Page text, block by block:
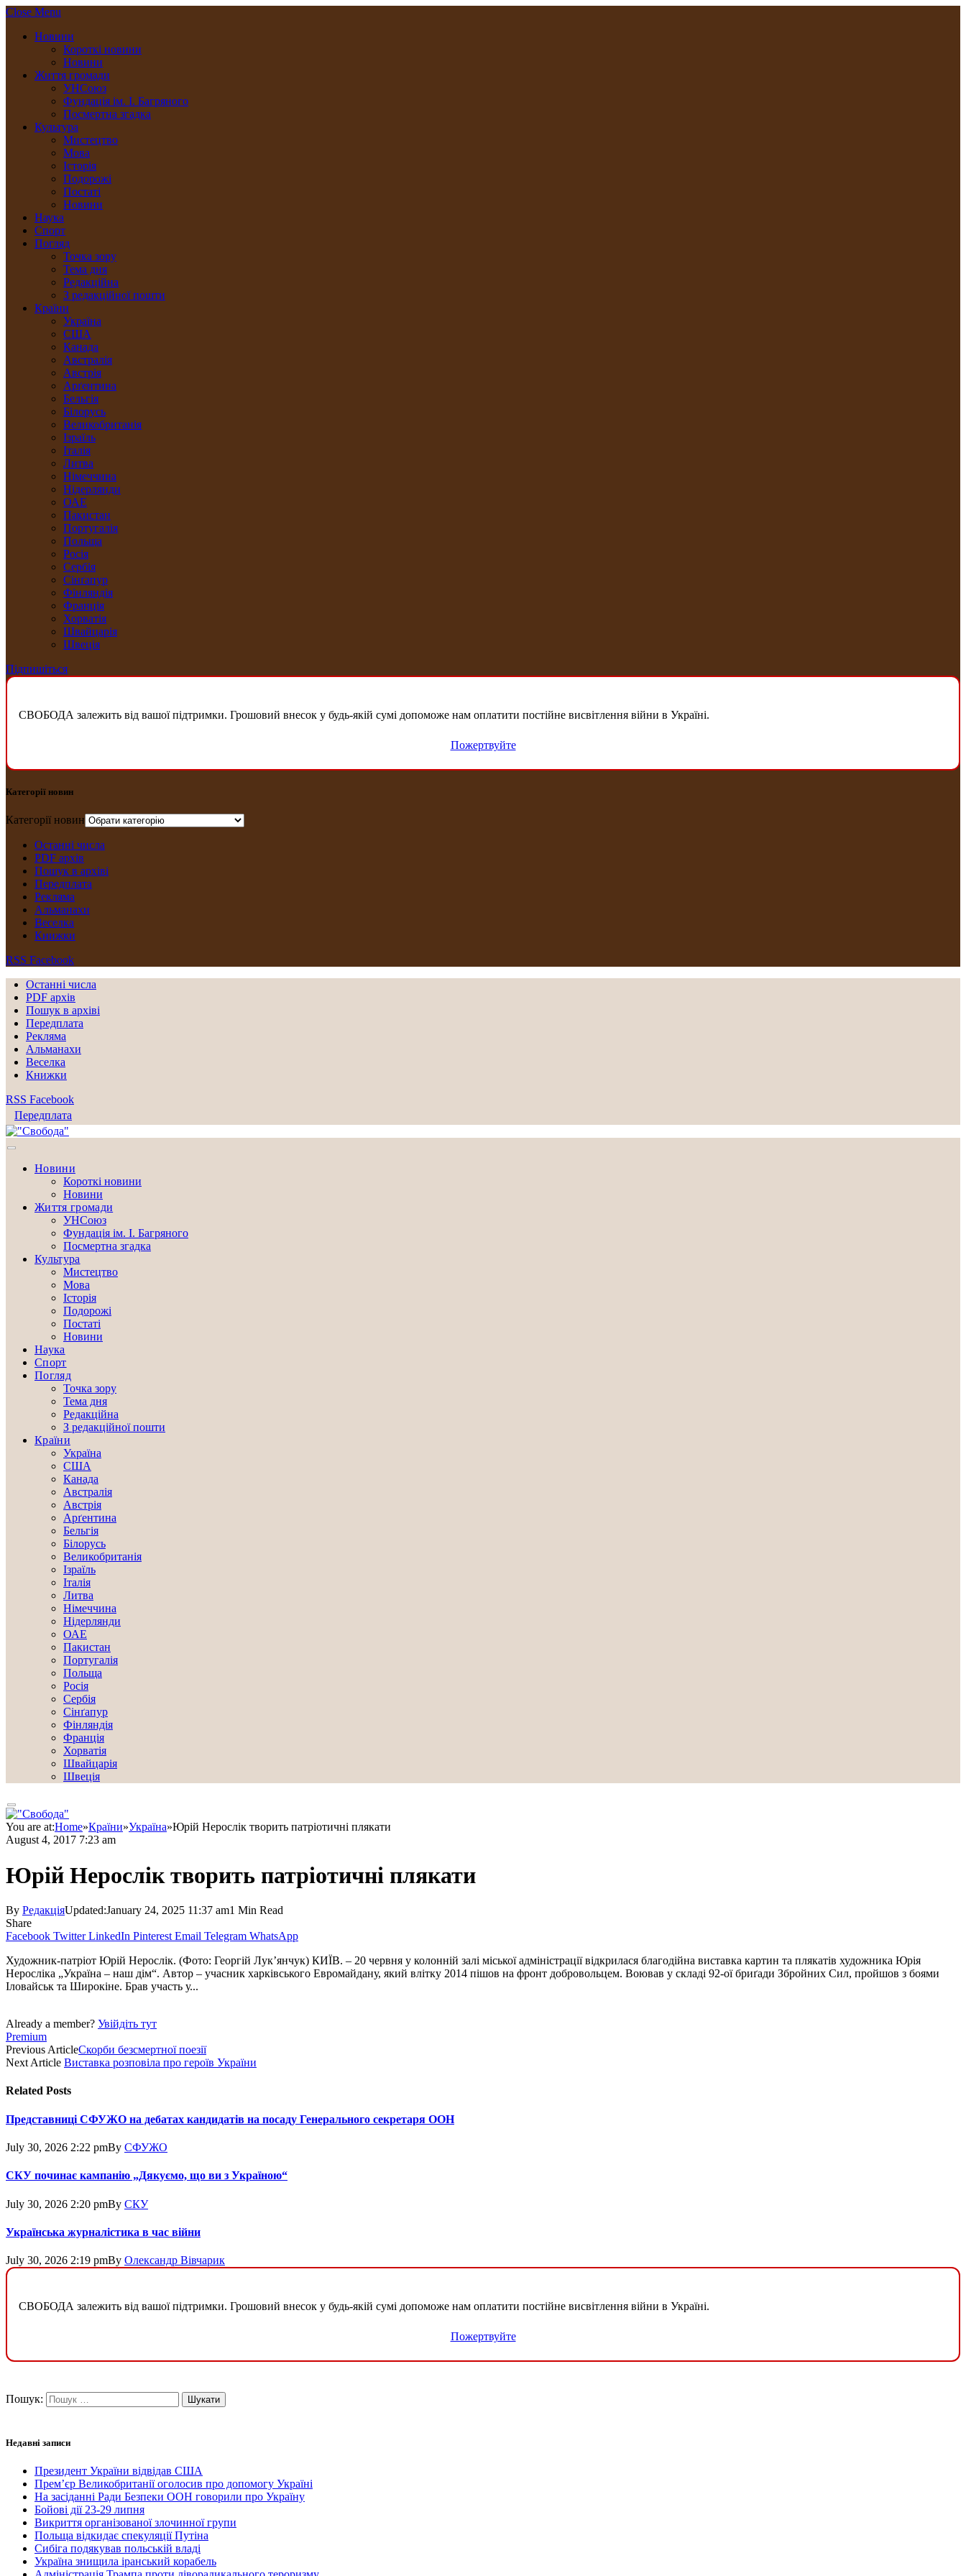
Close Menu
Новини
Короткі новини
Новини
Життя громади
УНСоюз
Фундація ім. І. Багряного
Посмертна згадка
Культура
Мистецтво
Мова
Історія
Подорожі
Постаті
Новини
Наука
Спорт
Погляд
Точка зору
Тема дня
Редакційна
З редакційної пошти
Країни
Україна
США
Канада
Австралія
Австрія
Арґентина
Бельгія
Білорусь
Великобританія
Ізраїль
Італія
Литва
Німеччина
Нідерлянди
ОАЕ
Пакистан
Португалія
Польща
Росія
Сербія
Сінґапур
Фінляндія
Франція
Хорватія
Швайцарія
Швеція
Підпишіться
СВОБОДА залежить від вашої підтримки. Грошовий внесок у будь-якій сумі допоможе нам оплатити постійне висвітлення війни в Україні.
Пожертвуйте
Категорії новин
Категорії новин
Останні числа
PDF архів
Пошук в архіві
Передплата
Рекляма
Альманахи
Веселка
Книжки
RSS Facebook
Останні числа
PDF архів
Пошук в архіві
Передплата
Рекляма
Альманахи
Веселка
Книжки
RSS Facebook
Передплата
Новини
Короткі новини
Новини
Життя громади
УНСоюз
Фундація ім. І. Багряного
Посмертна згадка
Культура
Мистецтво
Мова
Історія
Подорожі
Постаті
Новини
Наука
Спорт
Погляд
Точка зору
Тема дня
Редакційна
З редакційної пошти
Країни
Україна
США
Канада
Австралія
Австрія
Арґентина
Бельгія
Білорусь
Великобританія
Ізраїль
Італія
Литва
Німеччина
Нідерлянди
ОАЕ
Пакистан
Португалія
Польща
Росія
Сербія
Сінґапур
Фінляндія
Франція
Хорватія
Швайцарія
Швеція
You are at:Home»Країни»Україна»Юрій Нерослік творить патріотичні плякати
August 4, 2017 7:23 am
Юрій Нерослік творить патріотичні плякати
By РедакціяUpdated:January 24, 2025 11:37 am1 Min Read
Share
Facebook Twitter LinkedIn Pinterest Email Telegram WhatsApp
Художник-патріот Юрій Нерослік. (Фото: Георгій Лук’янчук) КИЇВ. – 20 червня у колонній залі міської адміністрації відкрилася благодійна виставка картин та плякатів художника Юрія
Неросліка „Україна – наш дім“. Автор – учасник харківського Евромайдану, який влітку 2014 пішов на фронт добровольцем. Воював у складі 92-ої бриґади Збройних Сил, пройшов з боями
Іловайськ та Широкіне. Брав участь у...
Already a member? Увійдіть тут
Premium
Previous ArticleСкорби безсмертної поезії
Next Article Виставка розповіла про героїв України
Related Posts
Представниці СФУЖО на дебатах кандидатів на посаду Генерального секретаря ООН
July 30, 2026 2:22 pmBy СФУЖО
СКУ починає кампанію „Дякуємо, що ви з Україною“
July 30, 2026 2:20 pmBy СКУ
Українська журналістика в час війни
July 30, 2026 2:19 pmBy Олександр Вівчарик
СВОБОДА залежить від вашої підтримки. Грошовий внесок у будь-якій сумі допоможе нам оплатити постійне висвітлення війни в Україні.
Пожертвуйте
Пошук:
Недавні записи
Президент України відвідав США
Прем’єр Великобританії оголосив про допомогу Україні
На засіданні Ради Безпеки ООН говорили про Україну
Бойові дії 23-29 липня
Викриття організованої злочинної групи
Польща відкидає спекуляції Путіна
Сибіга подякував польській владі
Україна знищила іранський корабель